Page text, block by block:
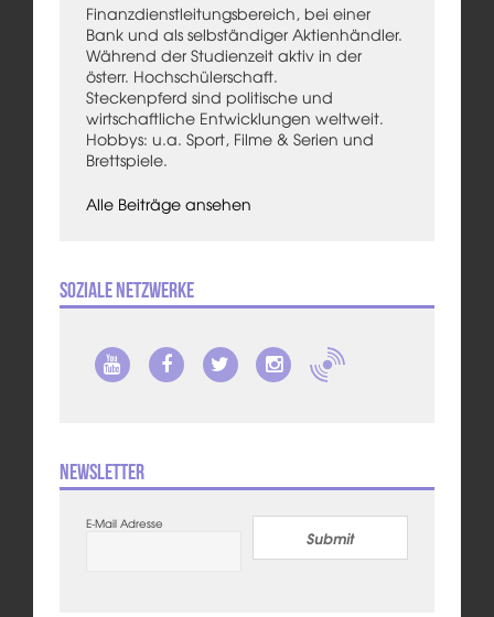
Finanzdienstleitungsbereich, bei einer
Bank und als selbständiger Aktienhändler.
Während der Studienzeit aktiv in der
österr. Hochschülerschaft.
Steckenpferd sind politische und
wirtschaftliche Entwicklungen weltweit.
Hobbys: u.a. Sport, Filme & Serien und
Brettspiele.
Alle Beiträge ansehen
Soziale Netzwerke
Newsletter
E-Mail Adresse
Submit